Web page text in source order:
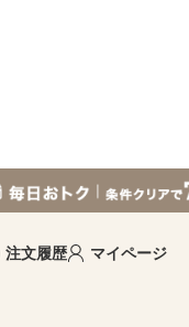
注文履歴 マイページ